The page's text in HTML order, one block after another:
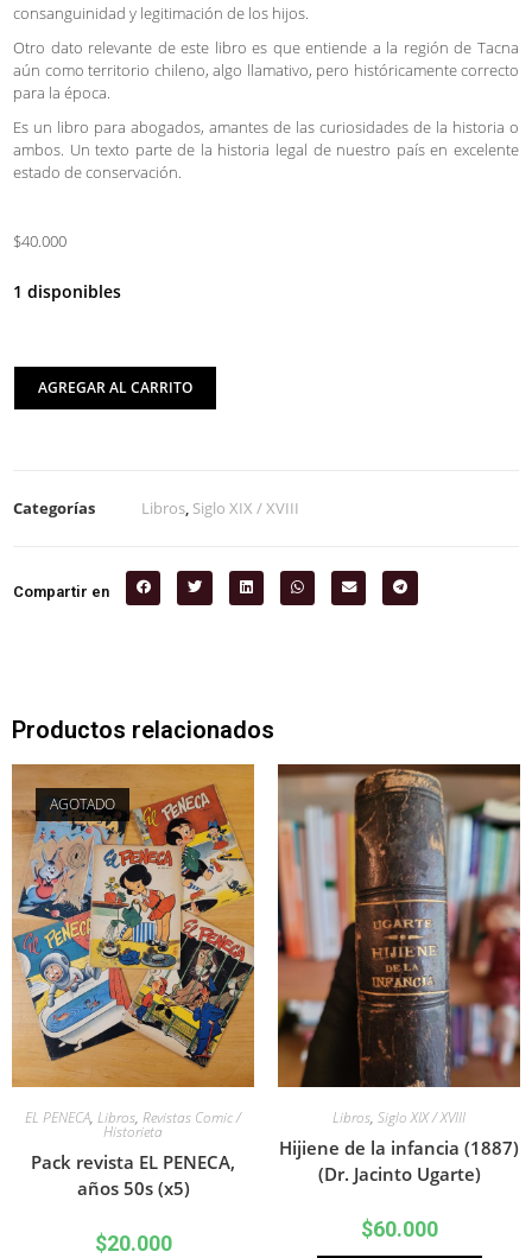
consanguinidad y legitimación de los hijos.
Otro dato relevante de este libro es que entiende a la región de Tacna
aún como territorio chileno, algo llamativo, pero históricamente correcto
para la época.
Es un libro para abogados, amantes de las curiosidades de la historia o
ambos. Un texto parte de la historia legal de nuestro país en excelente
estado de conservación.
$40.000
1 disponibles
AGREGAR AL CARRITO
Categorías Libros, Siglo XIX / XVIII
Compartir en
Productos relacionados
AGOTADO
EL PENECA, Libros, Revistas Comic /
Historieta
Pack revista EL PENECA,
años 50s (x5)
$20.000
Libros, Siglo XIX / XVIII
Hijiene de la infancia (1887)
(Dr. Jacinto Ugarte)
$60.000